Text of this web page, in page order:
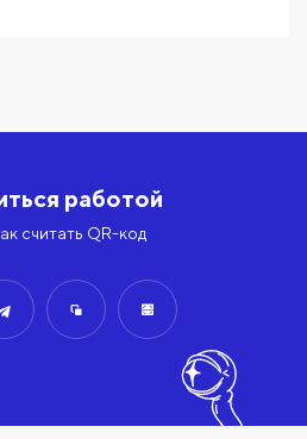
работой
считать QR-код